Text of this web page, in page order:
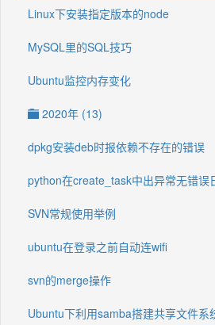
Linux下安装指定版本的node
MySQL里的SQL技巧
Ubuntu监控内存变化
2020年 (13)
dpkg安装deb时报依赖不存在的错误
python在create_task中出异常无错误
SVN常规使用举例
ubuntu在登录之前自动连wifi
svn的merge操作
Ubuntu下利用samba搭建共享文件系